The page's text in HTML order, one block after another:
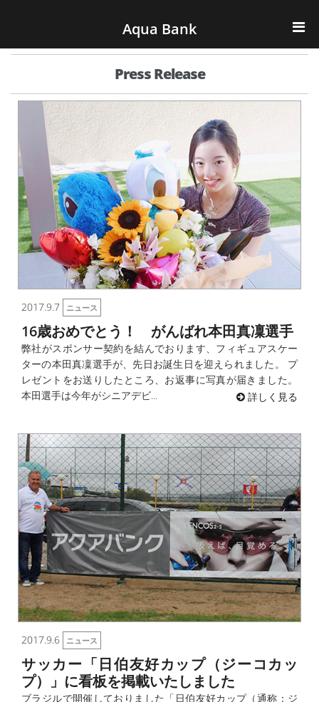
Aqua Bank
TOP
KENCOS・eye-cos
Water Server
COOLIC
環境事業
会社概要
Press Release
2017.9.7 ニュース
16歳おめでとう！ がんばれ本田真凜選手
弊社がスポンサー契約を結んでおります、フィギュアスケー
ターの本田真凜選手が、先日お誕生日を迎えられました。 プ
レゼントをお送りしたところ、お返事に写真が届きました。
本田選手は今年がシニアデビ...
詳しく見る
2017.9.6 ニュース
サッカー「日伯友好カップ（ジーコカッ
プ）」に看板を掲載いたしました
ブラジルで開催しておりました「日伯友好カップ（通称：ジ